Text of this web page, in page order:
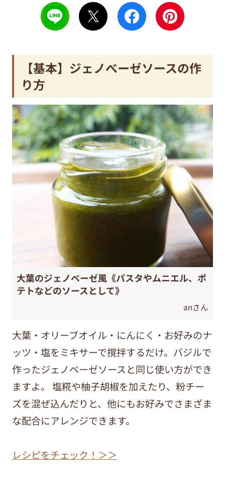
【基本】ジェノべーゼソースの作
り方
大葉のジェノベーゼ風《パスタやムニエル、ポ
テトなどのソースとして》
anさん
大葉・オリーブオイル・にんにく・お好みのナ
ッツ・塩をミキサーで撹拌するだけ。バジルで
作ったジェノベーゼソースと同じ使い方ができ
ますよ。 塩糀や柚子胡椒を加えたり、粉チー
ズを混ぜ込んだりと、他にもお好みでさまざま
な配合にアレンジできます。
レシピをチェック！＞＞